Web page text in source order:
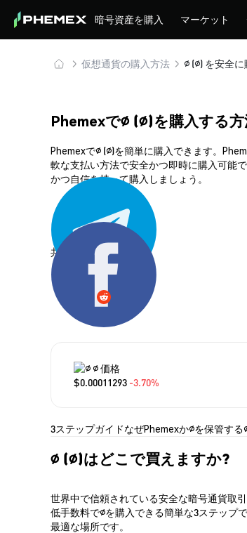
暗号資産を購入 マーケット
仮想通貨の購入方法 ∅ (∅) を安全
Phemexで∅ (∅)を購入する
Phemexで∅ (∅)を簡単に購入できます。
軟な支払い方法で安全かつ即時に購入可能
かつ自信を持って購入しましょう。
共有する:
∅ 価格
$0.00011293 -3.70%
3ステップガイドなぜPhemexか∅を保管する
∅ (∅)はどこで買えますか?
世界中で信頼されている安全な暗号通貨取
低手数料で∅を購入できる簡単な3ステップ
最適な場所です。